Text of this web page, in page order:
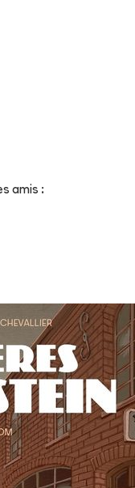
amis :